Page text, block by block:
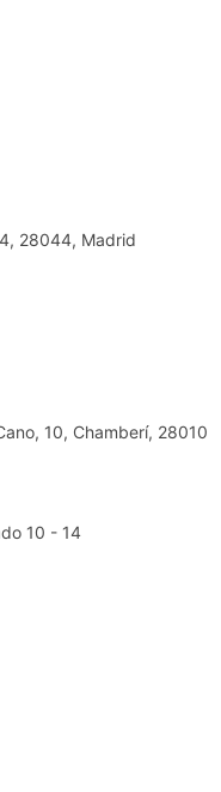
28044, Madrid
10, Chamberí, 28010
10 - 14